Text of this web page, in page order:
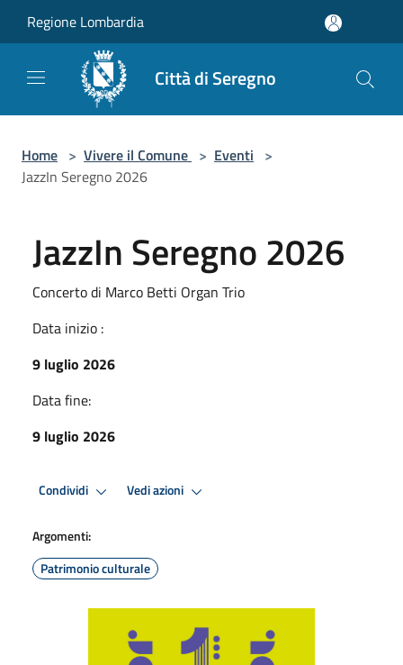
Regione Lombardia
Città di Seregno
Home > Vivere il Comune > Eventi >
JazzIn Seregno 2026
JazzIn Seregno 2026
Concerto di Marco Betti Organ Trio
Data inizio :
9 luglio 2026
Data fine:
9 luglio 2026
Condividi Vedi azioni
Argomenti:
Patrimonio culturale